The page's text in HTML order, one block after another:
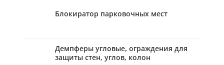
Блокиратор парковочных мест
Демпферы угловые, ограждения для
защиты стен, углов, колон